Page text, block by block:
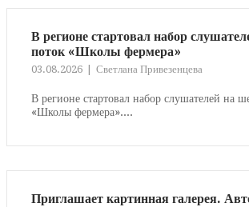
В регионе стартовал набор
поток «Школы фермера»
03.08.2026 Светлана Привезенцева
В регионе стартовал набор слушателей на
«Школы фермера»....
Приглашает картинная галерея.